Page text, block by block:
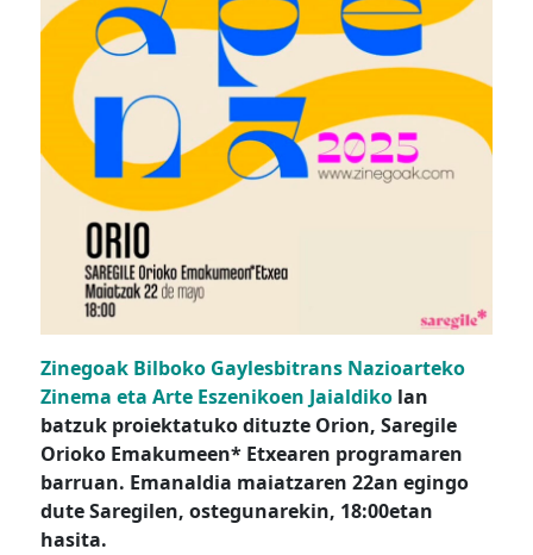
Zinegoak Bilboko Gaylesbitrans Nazioarteko
Zinema eta Arte Eszenikoen Jaialdiko lan
batzuk proiektatuko dituzte Orion, Saregile
Orioko Emakumeen* Etxearen programaren
barruan. Emanaldia maiatzaren 22an egingo
dute Saregilen, ostegunarekin, 18:00etan
hasita.